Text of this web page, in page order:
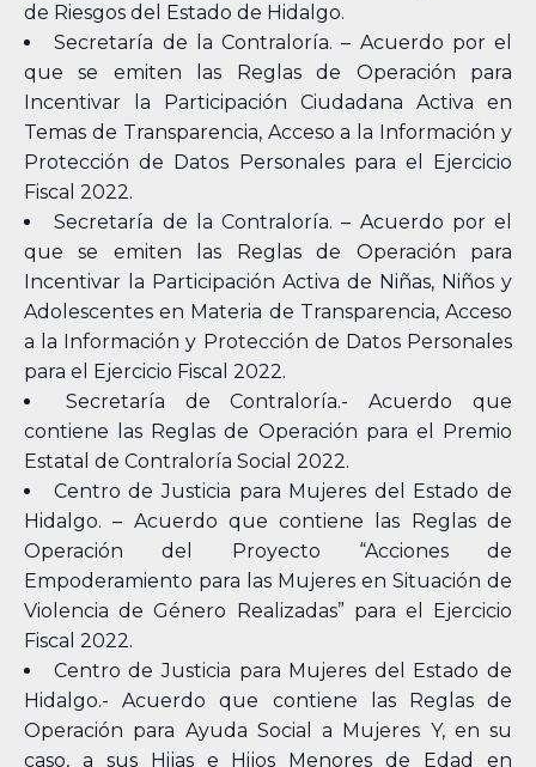
de Riesgos del Estado de Hidalgo.
Secretaría de la Contraloría. – Acuerdo por el
que se emiten las Reglas de Operación para
Incentivar la Participación Ciudadana Activa en
Temas de Transparencia, Acceso a la Información y
Protección de Datos Personales para el Ejercicio
Fiscal 2022.
Secretaría de la Contraloría. – Acuerdo por el
que se emiten las Reglas de Operación para
Incentivar la Participación Activa de Niñas, Niños y
Adolescentes en Materia de Transparencia, Acceso
a la Información y Protección de Datos Personales
para el Ejercicio Fiscal 2022.
Secretaría de Contraloría.- Acuerdo que
contiene las Reglas de Operación para el Premio
Estatal de Contraloría Social 2022.
Centro de Justicia para Mujeres del Estado de
Hidalgo. – Acuerdo que contiene las Reglas de
Operación del Proyecto “Acciones de
Empoderamiento para las Mujeres en Situación de
Violencia de Género Realizadas” para el Ejercicio
Fiscal 2022.
Centro de Justicia para Mujeres del Estado de
Hidalgo.- Acuerdo que contiene las Reglas de
Operación para Ayuda Social a Mujeres Y, en su
caso, a sus Hijas e Hijos Menores de Edad en